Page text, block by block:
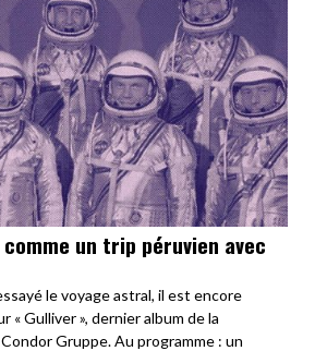
comme un trip péruvien avec
le voyage astral, il est encore
« Gulliver », dernier album de la
Gruppe. Au programme : un